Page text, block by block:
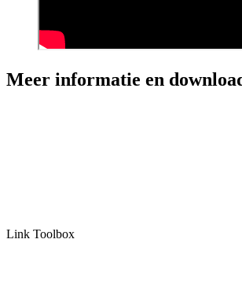
Meer informatie en
Link Toolbox